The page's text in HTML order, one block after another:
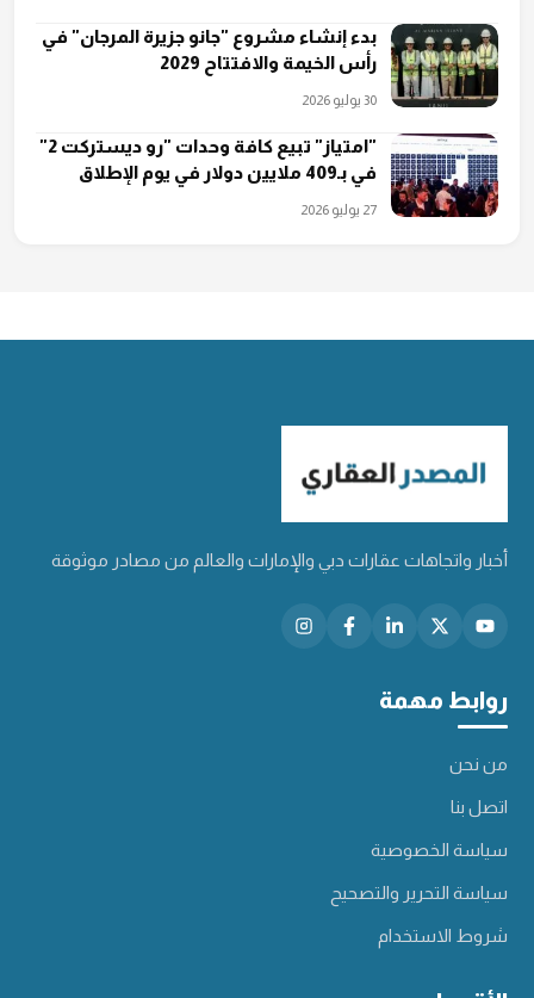
بدء إنشاء مشروع "جانو جزيرة المرجان" في
رأس الخيمة والافتتاح 2029
30 يوليو 2026
"امتياز" تبيع كافة وحدات "رو ديستركت 2"
في بـ409 ملايين دولار في يوم الإطلاق
27 يوليو 2026
أخبار واتجاهات عقارات دبي والإمارات والعالم من مصادر موثوقة
روابط مهمة
من نحن
اتصل بنا
سياسة الخصوصية
سياسة التحرير والتصحيح
شروط الاستخدام